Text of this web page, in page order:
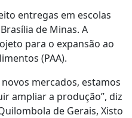
entregas em escolas
de Minas. A
para o expansão ao
(PAA).
mercados, estamos
ampliar a produção”, diz
de Gerais, Xisto